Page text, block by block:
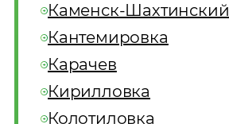
Каменск-Шахтинский
Кантемировка
Карачев
Кирилловка
Колотиловка